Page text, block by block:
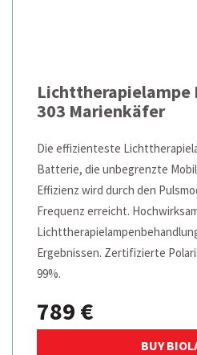
Lichttherapielampe
303 Marienkäfer
Die effizienteste
Batterie, die unbegrenzte
Effizienz wird durch den
Frequenz erreicht.
Ergebnissen. Zertifizierte
99%.
789 €
BUY